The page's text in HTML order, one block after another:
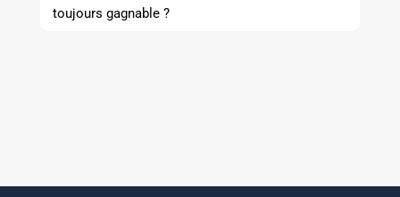
toujours gagnable ?